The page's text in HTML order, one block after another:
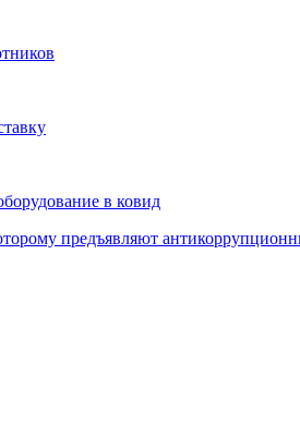
в ковид
предъявляют